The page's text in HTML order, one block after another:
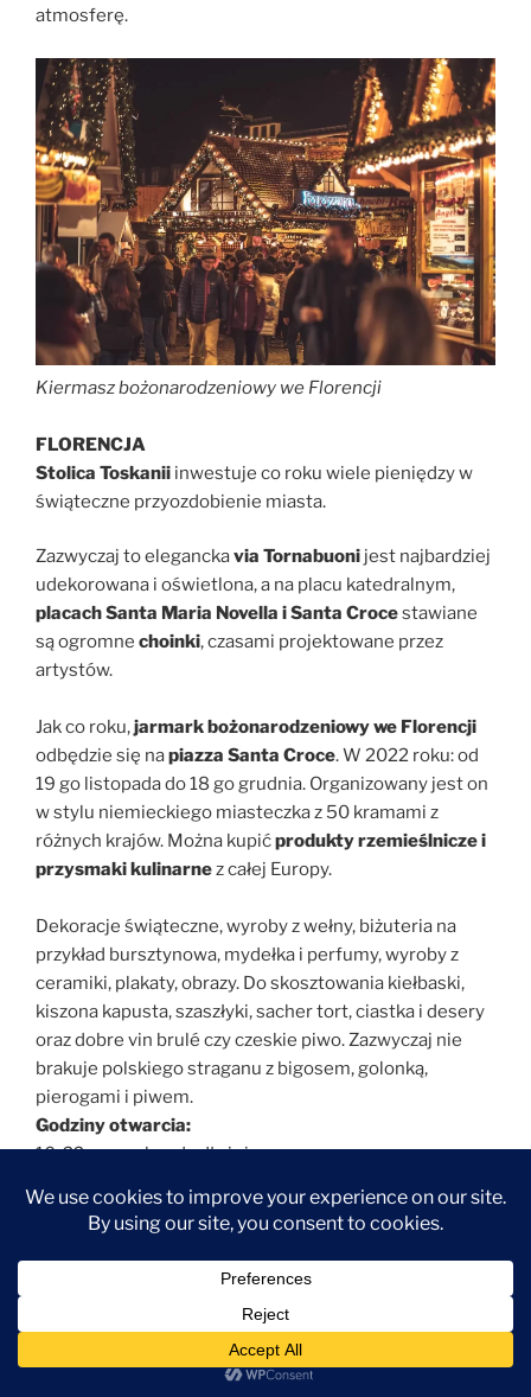
atmosferę.
Kiermasz bożonarodzeniowy we Florencji
FLORENCJA
Stolica Toskanii inwestuje co roku wiele pieniędzy w
świąteczne przyozdobienie miasta.
Zazwyczaj to eleganckavia Tornabuoni jest najbardziej
udekorowana i oświetlona, a na placu katedralnym,
placach Santa Maria Novella i Santa Crocestawiane
są ogromne choinki, czasami projektowane przez
artystów.
Jak co roku,jarmark bożonarodzeniowy we Florencji
odbędzie się napiazza Santa Croce.W 2022 roku: od
19 go listopada do 18 go grudnia. Organizowany jest on
w stylu niemieckiego miasteczka z 50 kramami z
różnych krajów. Można kupićprodukty rzemieślnicze i
przysmaki kulinarnez całej Europy.
Dekoracje świąteczne, wyroby z wełny, biżuteria na
przykład bursztynowa, mydełka i perfumy, wyroby z
ceramiki, plakaty, obrazy. Do skosztowania kiełbaski,
kiszona kapusta, szaszłyki, sacher tort, ciastka i desery
oraz dobre vin brulé czy czeskie piwo. Zazwyczaj nie
brakuje polskiego straganu z bigosem, golonką,
pierogami i piwem.
Godziny otwarcia:
10-22, w weekendy dłużej
Info.
Miasto inwestuje również winstalacje świetlne. W tym
zabytki miasta są wtedy podświetlane w godzinach
wieczornych. Wydarzenie ma miejsce